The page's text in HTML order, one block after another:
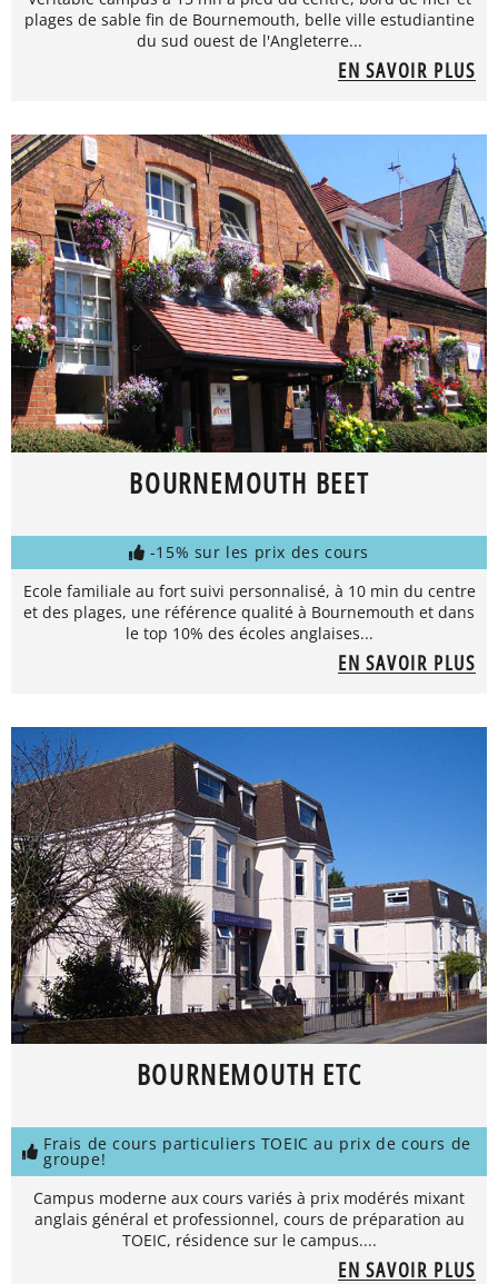
plages de sable fin de Bournemouth, belle ville estudiantine
du sud ouest de l'Angleterre...
EN SAVOIR PLUS
BOURNEMOUTH BEET
-15% sur les prix des cours
Ecole familiale au fort suivi personnalisé, à 10 min du centre
et des plages, une référence qualité à Bournemouth et dans
le top 10% des écoles anglaises...
EN SAVOIR PLUS
BOURNEMOUTH ETC
Frais de cours particuliers TOEIC au prix de cours de
groupe!
Campus moderne aux cours variés à prix modérés mixant
anglais général et professionnel, cours de préparation au
TOEIC, résidence sur le campus....
EN SAVOIR PLUS